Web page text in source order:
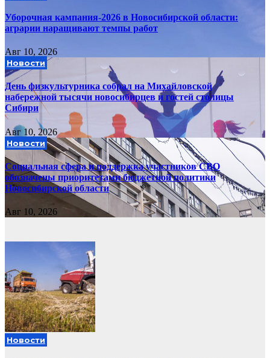
Уборочная кампания‑2026 в Новосибирской области:
аграрии наращивают темпы работ
Авг 10, 2026
Новости
День физкультурника собрал на Михайловской
набережной тысячи новосибирцев и гостей столицы
Сибири
Авг 10, 2026
Новости
Социальная сфера и поддержка участников СВО
обозначены приоритетами бюджетной политики
Новосибирской области
Авг 10, 2026
Новости